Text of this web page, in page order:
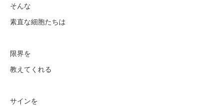
そんな
素直な細胞たちは
限界を
教えてくれる
サインを